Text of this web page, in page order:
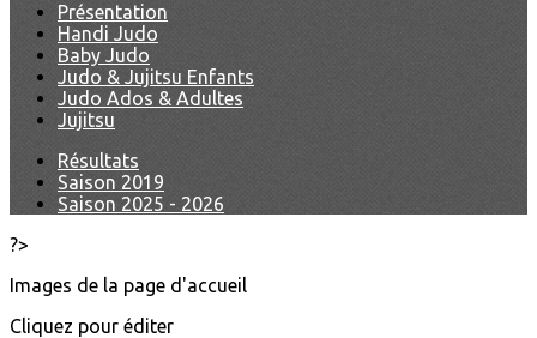
Présentation
Handi Judo
Baby Judo
Judo & Jujitsu Enfants
Judo Ados & Adultes
Jujitsu
Résultats
Saison 2019
Saison 2025 - 2026
?>
Images de la page d'accueil
Cliquez pour éditer